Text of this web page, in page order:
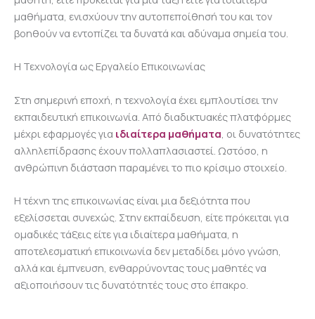
μαθήματα, ενισχύουν την αυτοπεποίθησή του και τον
βοηθούν να εντοπίζει τα δυνατά και αδύναμα σημεία του.
Η Τεχνολογία ως Εργαλείο Επικοινωνίας
Στη σημερινή εποχή, η τεχνολογία έχει εμπλουτίσει την
εκπαιδευτική επικοινωνία. Από διαδικτυακές πλατφόρμες
μέχρι εφαρμογές για ιδιαίτερα μαθήματα , οι δυνατότητες
αλληλεπίδρασης έχουν πολλαπλασιαστεί. Ωστόσο, η
ανθρώπινη διάσταση παραμένει το πιο κρίσιμο στοιχείο.
Η τέχνη της επικοινωνίας είναι μια δεξιότητα που
εξελίσσεται συνεχώς. Στην εκπαίδευση, είτε πρόκειται για
ομαδικές τάξεις είτε για ιδιαίτερα μαθήματα, η
αποτελεσματική επικοινωνία δεν μεταδίδει μόνο γνώση,
αλλά και έμπνευση, ενθαρρύνοντας τους μαθητές να
αξιοποιήσουν τις δυνατότητές τους στο έπακρο.